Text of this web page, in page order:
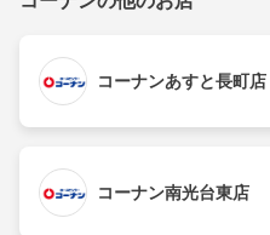
コーナンあすと長町店
コーナン南光台東店